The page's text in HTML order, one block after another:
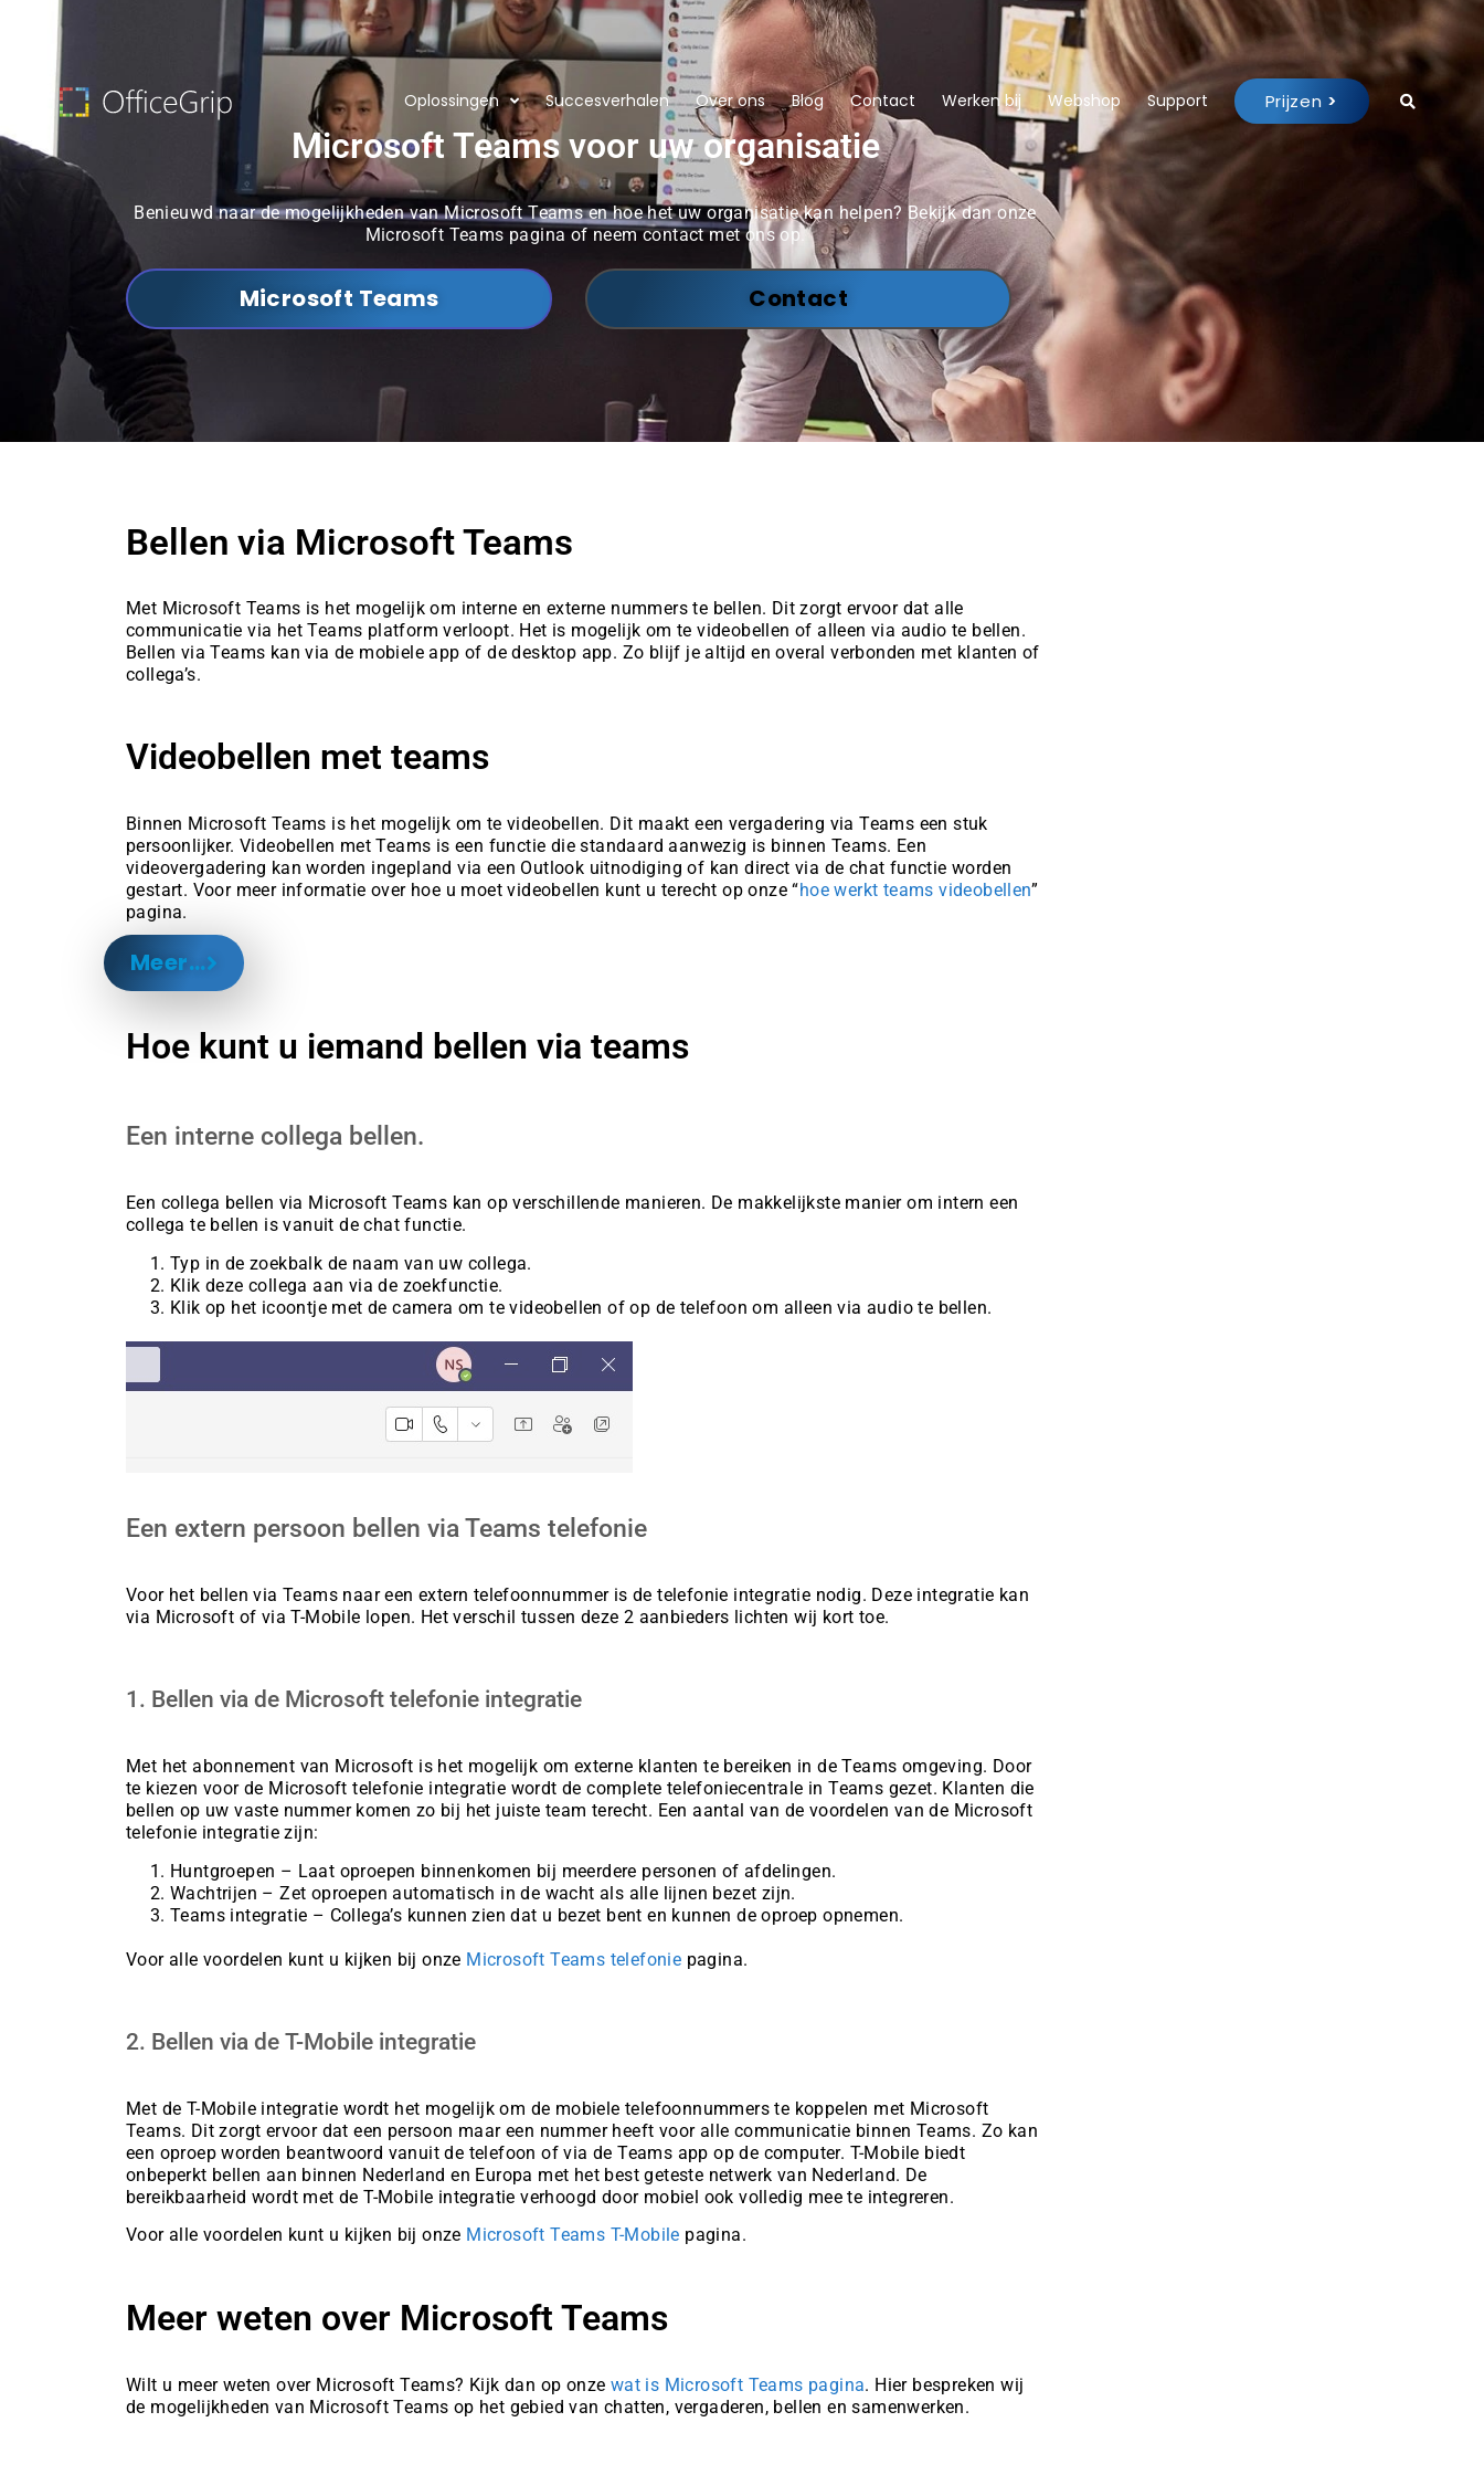
Oplossingen Succesverhalen Over ons Blog Contact Werken bij Webshop Support Prijzen >
Microsoft Teams voor uw organisatie
Benieuwd naar de mogelijkheden van Microsoft Teams en hoe het uw organisatie kan helpen? Bekijk dan onze
Microsoft Teams pagina of neem contact met ons op.
Microsoft Teams Contact
Bellen via Microsoft Teams
Met Microsoft Teams is het mogelijk om interne en externe nummers te bellen. Dit zorgt ervoor dat alle
communicatie via het Teams platform verloopt. Het is mogelijk om te videobellen of alleen via audio te bellen.
Bellen via Teams kan via de mobiele app of de desktop app. Zo blijf je altijd en overal verbonden met klanten of
collega’s.
Videobellen met teams
Binnen Microsoft Teams is het mogelijk om te videobellen. Dit maakt een vergadering via Teams een stuk
persoonlijker. Videobellen met Teams is een functie die standaard aanwezig is binnen Teams. Een
videovergadering kan worden ingepland via een Outlook uitnodiging of kan direct via de chat functie worden
gestart. Voor meer informatie over hoe u moet videobellen kunt u terecht op onze “hoe werkt teams videobellen”
pagina.
Meer...
Hoe kunt u iemand bellen via teams
Een interne collega bellen.
Een collega bellen via Microsoft Teams kan op verschillende manieren. De makkelijkste manier om intern een
collega te bellen is vanuit de chat functie.
Typ in de zoekbalk de naam van uw collega.
Klik deze collega aan via de zoekfunctie.
Klik op het icoontje met de camera om te videobellen of op de telefoon om alleen via audio te bellen.
Een extern persoon bellen via Teams telefonie
Voor het bellen via Teams naar een extern telefoonnummer is de telefonie integratie nodig. Deze integratie kan
via Microsoft of via T-Mobile lopen. Het verschil tussen deze 2 aanbieders lichten wij kort toe.
1. Bellen via de Microsoft telefonie integratie
Met het abonnement van Microsoft is het mogelijk om externe klanten te bereiken in de Teams omgeving. Door
te kiezen voor de Microsoft telefonie integratie wordt de complete telefoniecentrale in Teams gezet. Klanten die
bellen op uw vaste nummer komen zo bij het juiste team terecht. Een aantal van de voordelen van de Microsoft
telefonie integratie zijn:
Huntgroepen – Laat oproepen binnenkomen bij meerdere personen of afdelingen.
Wachtrijen – Zet oproepen automatisch in de wacht als alle lijnen bezet zijn.
Teams integratie – Collega’s kunnen zien dat u bezet bent en kunnen de oproep opnemen.
Voor alle voordelen kunt u kijken bij onze Microsoft Teams telefonie pagina.
2. Bellen via de T-Mobile integratie
Met de T-Mobile integratie wordt het mogelijk om de mobiele telefoonnummers te koppelen met Microsoft
Teams. Dit zorgt ervoor dat een persoon maar een nummer heeft voor alle communicatie binnen Teams. Zo kan
een oproep worden beantwoord vanuit de telefoon of via de Teams app op de computer. T-Mobile biedt
onbeperkt bellen aan binnen Nederland en Europa met het best geteste netwerk van Nederland. De
bereikbaarheid wordt met de T-Mobile integratie verhoogd door mobiel ook volledig mee te integreren.
Voor alle voordelen kunt u kijken bij onze Microsoft Teams T-Mobile pagina.
Meer weten over Microsoft Teams
Wilt u meer weten over Microsoft Teams? Kijk dan op onze wat is Microsoft Teams pagina. Hier bespreken wij
de mogelijkheden van Microsoft Teams op het gebied van chatten, vergaderen, bellen en samenwerken.